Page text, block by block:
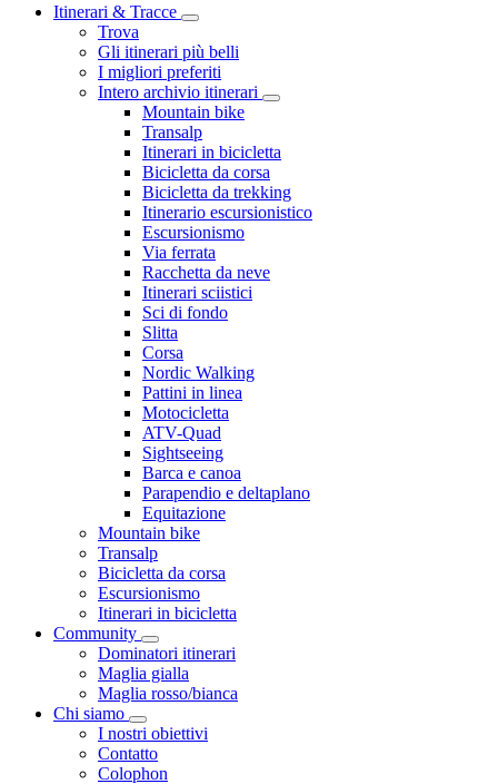
Itinerari & Tracce
Trova
Gli itinerari più belli
I migliori preferiti
Intero archivio itinerari
Mountain bike
Transalp
Itinerari in bicicletta
Bicicletta da corsa
Bicicletta da trekking
Itinerario escursionistico
Escursionismo
Via ferrata
Racchetta da neve
Itinerari sciistici
Sci di fondo
Slitta
Corsa
Nordic Walking
Pattini in linea
Motocicletta
ATV-Quad
Sightseeing
Barca e canoa
Parapendio e deltaplano
Equitazione
Mountain bike
Transalp
Bicicletta da corsa
Escursionismo
Itinerari in bicicletta
Community
Dominatori itinerari
Maglia gialla
Maglia rosso/bianca
Chi siamo
I nostri obiettivi
Contatto
Colophon